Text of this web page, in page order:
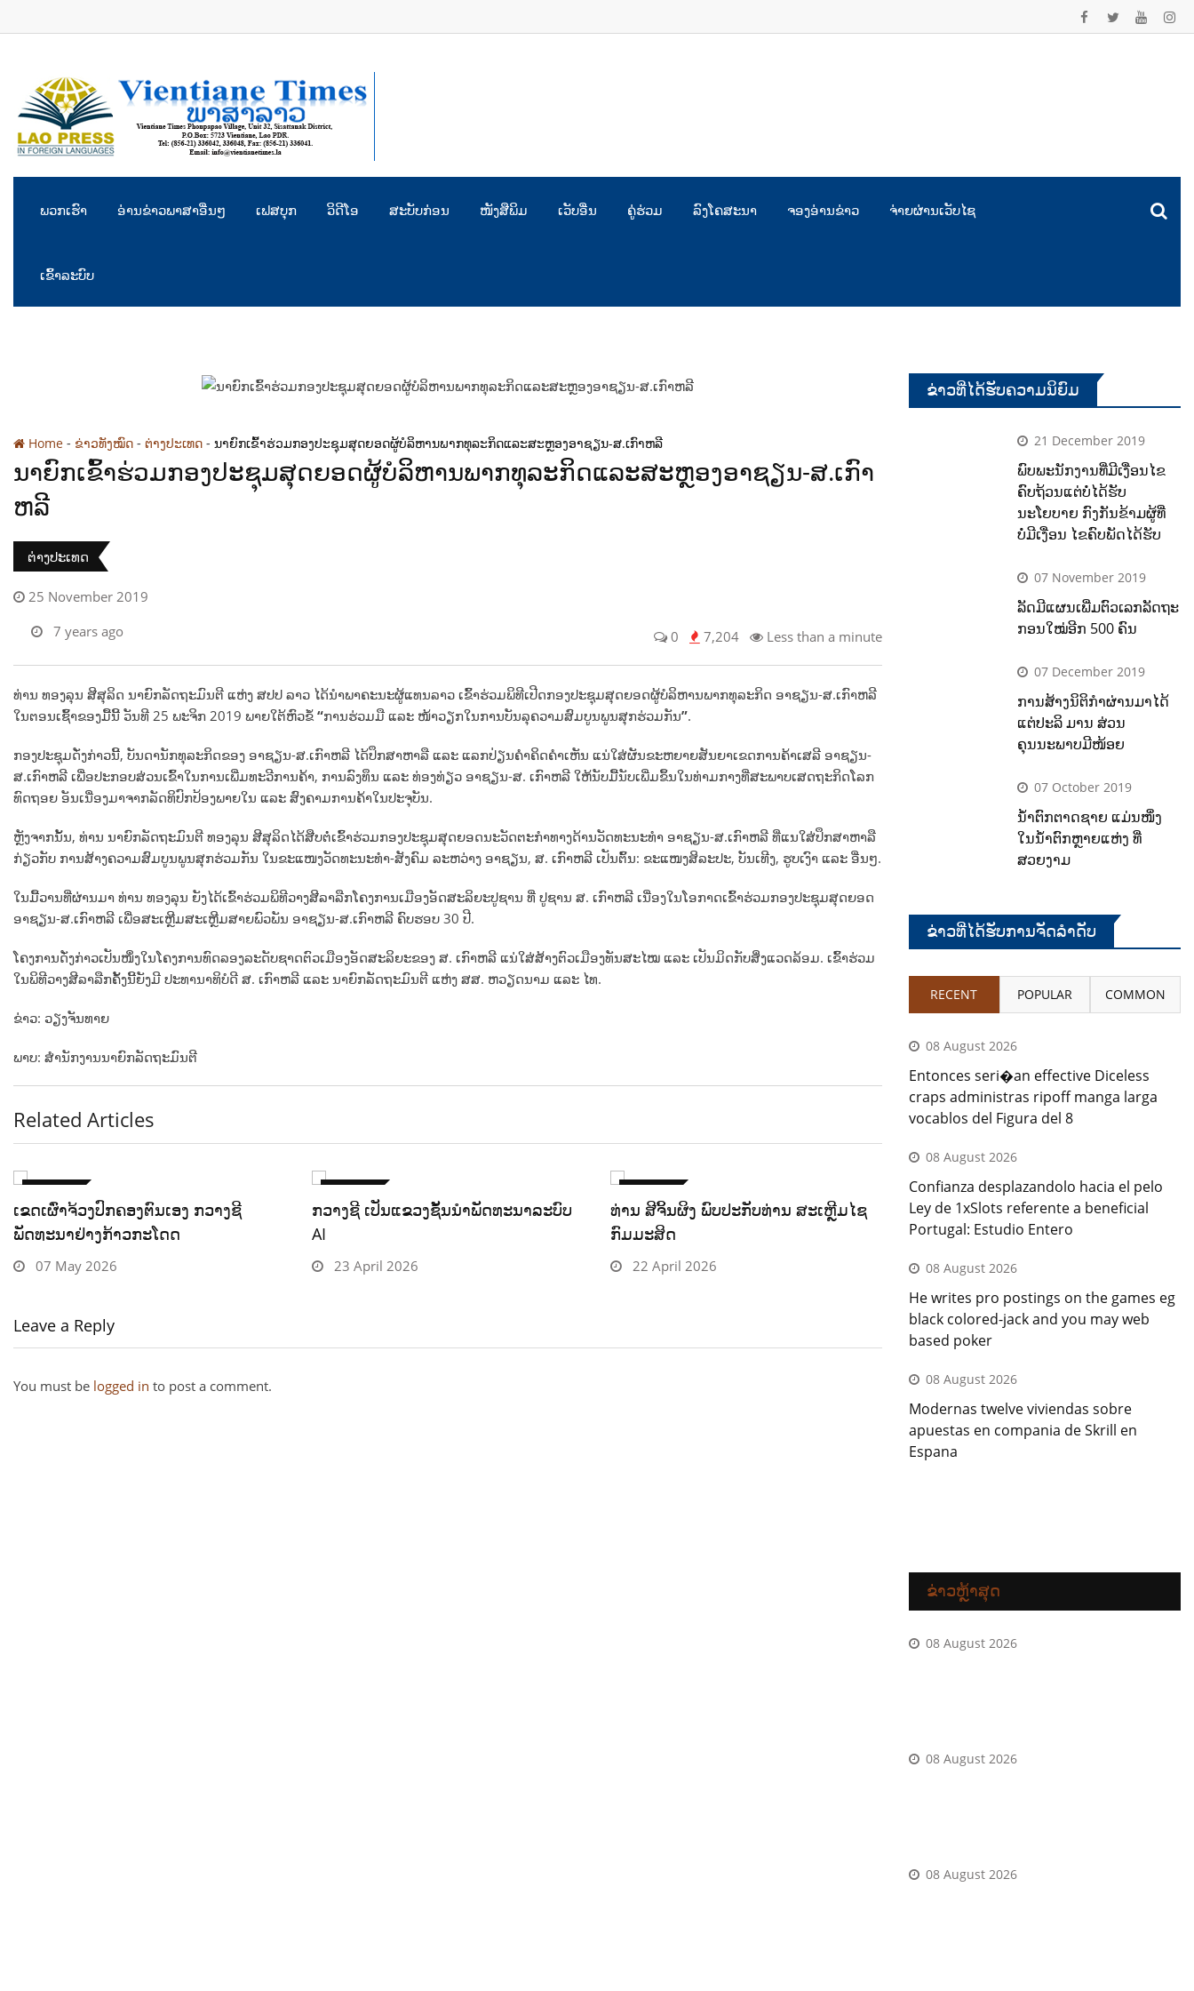
to
ພວກເຮົາ ອ່ານຂ່າວພາສາອື່ນໆ ເຟສບຸກ ວິດີໂອ ສະບັບກ່ອນ ໜັງສືພິມ ເວັບອື່ນ ຄູ່ຮ່ວມ ລົງໂຄສະນາ ຈອງອ່ານຂ່າວ ຈ່າຍຜ່ານເວັບໄຊ
ເຂົ້າລະບົບ
Home - ຂ່າວທັງໝົດ - ຕ່າງປະເທດ - ນາຍົກເຂົ້າຮ່ວມກອງປະຊຸມສຸດຍອດຜູ້ບໍລິຫານພາກທຸລະກິດແລະສະຫຼອງອາຊຽນ-ສ.ເກົາ​ຫລີ
ນາຍົກເຂົ້າຮ່ວມກອງປະຊຸມສຸດຍອດຜູ້ບໍລິຫານພາກທຸລະກິດແລະສະຫຼອງອາຊຽນ-ສ.ເກົາ​
ຫລີ
ຕ່າງປະເທດ
25 November 2019
7 years ago
0 7,204 Less than a minute
ທ່ານ ທອງລຸນ ສີສຸລິດ ນາຍົກລັດຖະມົນຕີ ແຫ່ງ ສປປ ລາວ ໄດ້ນຳພາຄະນະຜູ້ແທນລາວ ເຂົ້າຮ່ວມພິທີເປີດກອງປະຊຸມສຸດຍອດຜູ້ບໍລິຫານພາກທຸລະກິດ ອາຊຽນ-ສ.ເກົາຫລີ
ໃນຕອນເຊົ້້າຂອງມື້ນີ້ ວັນທີ 25 ພະຈິກ 2019 ພາຍໃຕ້ຫົວຂໍ້ “ການຮ່ວມມື ແລະ ໜ້າວຽກໃນການບັນລຸຄວາມສົມບູນພູນສຸກຮ່ວມກັນ”.
ກອງປະຊຸມດັ່ງກ່າວນີ້, ບັນດານັກທຸລະກິດຂອງ ອາຊຽນ-ສ.ເກົາຫລີ ໄດ້ປຶກສາຫາລື ແລະ ແລກປ່ຽນຄຳຄິດຄຳເຫັນ ແນ່ໃສ່ຜັນຂະຫຍາຍສັນຍາເຂດການຄ້າເສລີ ອາຊຽນ-
ສ.ເກົາຫລີ ເພື່ອປະກອບສ່ວນເຂົ້າໃນການເພີ່ມທະວີການຄ້າ, ການລົງທຶນ ແລະ ທ່ອງທ່ຽວ ອາຊຽນ-ສ. ເກົາຫລີ ໃຫ້ນັບມື້ນັບເພີ່ມຂຶ້ນໃນທ່າມກາງທີ່ສະພາບເສດຖະກິດໂລກ
ທົດຖອຍ ອັນເນື່ອງມາຈາກລັດທິປົກປ້ອງພາຍໃນ ແລະ ສົງຄາມການຄ້າໃນປະຈຸບັນ.
ຫຼັງຈາກນັ້ນ, ທ່ານ ນາຍົກລັດຖະມົນຕີ ທອງລຸນ ສີສຸລິດໄດ້ສືບຕໍ່ເຂົ້າຮ່ວມກອງປະຊຸມສຸດຍອດນະວັດຕະກຳທາງດ້ານວັດທະນະທຳ ອາຊຽນ-ສ.ເກົາຫລີ ທີ່ແນໃສ່ປຶກສາຫາລື
ກ່ຽວກັບ ການສ້າງຄວາມສົມບູນພູນສຸກຮ່ວມກັນ ໃນຂະແໜງວັດທະນະທໍາ-ສັງຄົມ ລະຫວ່າງ ອາຊຽນ, ສ. ເກົາຫລີ ເປັນຕົ້ນ: ຂະແໜງສິລະປະ, ບັນເທີງ, ຮູບເງົາ ແລະ ອື່ນໆ.
ໃນມື້ວານທີ່ຜ່ານມາ ທ່ານ ທອງລຸນ ຍັງໄດ້​ເຂົ້າ​ຮ່ວມ​ພິ​ທີວາງ​ສີ​ລາ​ລືກໂຄງການ​ເມືອງ​ອັດ​ສະ​ລິ​ຍະປູ​ຊານ ທີ່ ​ປູ​ຊານ ​ສ. ເກົາ​ຫລີ ເນື່ອງໃນໂອກາດເຂົ້າຮ່ວມກອງ​ປະຊຸມ​ສຸດ​ຍອດ ​
ອາຊຽນ-ສ.ເກົາ​ຫລີ ເພື່ອ​ສະ​ເຫຼີມ​ສະ​ເຫຼີມ​ສາຍ​ພົວ​ພັນ ອາ​ຊຽນ-ສ.ເກົາ​ຫລີ ຄົບ​ຮອບ 30 ປີ.
ໂຄງການດັ່ງກ່າວເປັນໜຶ່ງໃນໂຄງການທົດລອງລະດັບຊາດຕົວເມືອງອັດສະລິຍະຂອງ ສ. ເກົາຫລີ ແນ່ໃສ່ສ້າງຕົວເມືອງທັນສະໄໝ ແລະ ເປັນ​ມິດ​ກັບ​ສິ່ງ​ແວດ​ລ້ອມ. ເຂົ້າຮ່ວມ
ໃນພິທີວາງສີລາລືກຄັ້ງນີ້ຍັງມີ ປະທານາທິບໍດີ ສ. ເກົາຫລີ ແລະ ນາຍົກລັດຖະມົນຕີ ແຫ່ງ ສສ. ຫວຽດນາມ ແລະ ໄທ.
ຂ່າວ: ວຽງຈັນທາຍ
ພາບ: ສຳນັກງານນາຍົກລັດຖະມົນຕີ
Related Articles
ເຂດເຜົ່າຈ້ວງປົກຄອງຕົນເອງ ກວາງຊີ
ພັດທະນາຢ່າງກ້າວກະໂດດ
07 May 2026
ກວາງຊີ ເປັນແຂວງຊັ້ນນໍາພັດທະນາລະບົບ
AI
23 April 2026
ທ່ານ ສີຈິ້ນຜິງ ພົບປະກັບທ່ານ ສະເຫຼີມໄຊ
ກົມມະສິດ
22 April 2026
Leave a Reply
You must be logged in to post a comment.
ຂ່າວທີ່ໄດ້ຮັບຄວາມນິຍົມ
21 December 2019
ພົບພະນັກງານທີ່ມີເງື່ອນໄຂ
ຄົບຖ້ວນແຕ່ບໍ່ໄດ້ຮັບ
ນະໂຍບາຍ ກົງກັນຂ້າມຜູ້ທີ່
ບໍ່ມີເງື່ອນ ໄຂຄົບພັດໄດ້ຮັບ
07 November 2019
ລັດມີແຜນເພີ່ມຕົວເລກລັດຖະ
ກອນໃໝ່ອີກ 500 ຄົນ
07 December 2019
ການສ້າງນິຕິກຳຜ່ານມາໄດ້
ແຕ່ປະລິ ມານ ສ່ວນ
ຄຸນນະພາບມີໜ້ອຍ
07 October 2019
ນໍ້າຕົກຕາດຊາຍ ແມ່ນໜຶ່ງ
ໃນນໍ້າຕົກຫຼາຍແຫ່ງ ທີ່
ສວຍງາມ
ຂ່າວທີ່ໄດ້ຮັບການຈັດລໍາດັບ
RECENT POPULAR COMMON
08 August 2026
Entonces seri�an effective Diceless
craps administras ripoff manga larga
vocablos del Figura del 8
08 August 2026
Confianza desplazandolo hacia el pelo
Ley de 1xSlots referente a beneficial
Portugal: Estudio Entero
08 August 2026
He writes pro postings on the games eg
black colored-jack and you may web
based poker
08 August 2026
Modernas twelve viviendas sobre
apuestas en compania de Skrill en
Espana
ຂ່າວຫຼ້າສຸດ
08 August 2026
08 August 2026
08 August 2026